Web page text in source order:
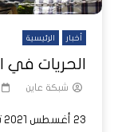
أخبار الرئيسية
الحريات في
شبكة عاين